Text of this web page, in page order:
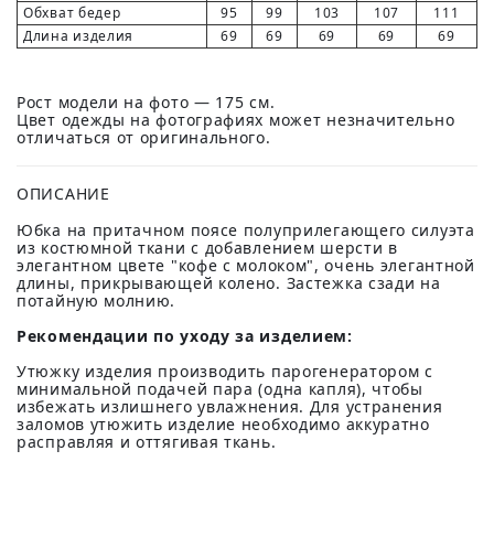
Обхват бедер
95 99 103 107
111
Длина изделия
69 69 69 69 69
Рост модели на фото — 175 см.
Цвет одежды на фотографиях может незначительно
отличаться от оригинального.
ОПИСАНИЕ
Юбка на притачном поясе полуприлегающего силуэта
из костюмной ткани с добавлением шерсти в
элегантном цвете "кофе с молоком", очень элегантной
длины, прикрывающей колено. Застежка сзади на
потайную молнию.
Рекомендации по уходу за изделием:
Утюжку изделия производить парогенератором с
минимальной подачей пара (одна капля), чтобы
избежать излишнего увлажнения. Для устранения
заломов утюжить изделие необходимо аккуратно
расправляя и оттягивая ткань.